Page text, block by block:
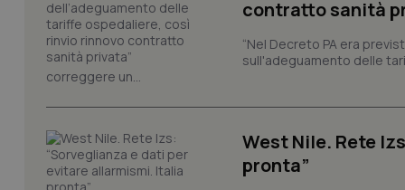
contratto sanità
“Nel Decreto PA era
sull'adeguamento delle
correggere un...
West Nile. Rete
pronta”
I cookie necessari
Nome